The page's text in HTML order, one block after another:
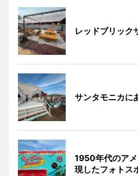
レッドブリッ
サンタモニカに
1950年代のア
現したフォトス